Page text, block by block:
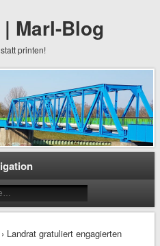
Marl-Blog
printen!
Landrat gratuliert engagierten